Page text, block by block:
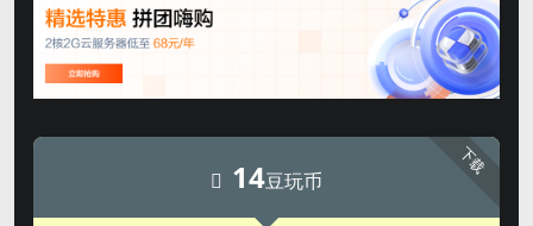
下载
14豆玩币